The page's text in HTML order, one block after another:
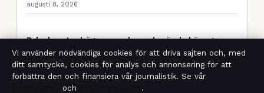
augusti 8, 2026
B-leukocyter höga – orsaker och när du bör agera
augusti 8, 2026
Hel eller halvförsäkring bil – vad är bäst och när ska
Vi använder nödvändiga cookies för att driva sajten och, med
ditt samtycke, cookies för analys och annonsering för att
förbättra den och finansiera vår journalistik. Se vår
och .